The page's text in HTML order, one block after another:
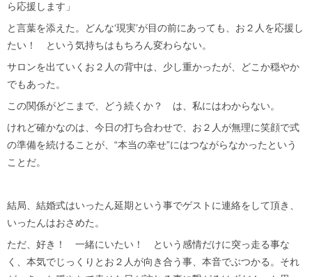
ら応援します」
と言葉を添えた。どんな‘現実’が目の前にあっても、お２人を応援し
たい！ という気持ちはもちろん変わらない。
サロンを出ていくお２人の背中は、少し重かったが、どこか穏やか
でもあった。
この関係がどこまで、どう続くか？ は、私にはわからない。
けれど確かなのは、今日の打ち合わせで、お２人が無理に笑顔で式
の準備を続けることが、“本当の幸せ”にはつながらなかったという
ことだ。
結局、結婚式はいったん延期という事でゲストに連絡をして頂き、
いったんはおさめた。
ただ、好き！ 一緒にいたい！ という感情だけに突っ走る事な
く、本気でじっくりとお２人が向き合う事、本音でぶつかる。それ